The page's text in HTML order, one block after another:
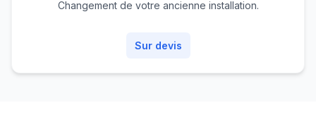
Changement de votre ancienne installation.
Sur devis